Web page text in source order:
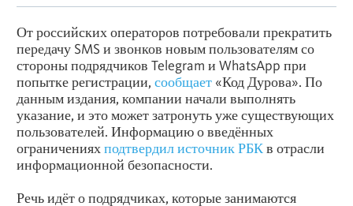
От российских операторов потребовали прекратить
передачу SMS и звонков новым пользователям со
стороны подрядчиков Telegram и WhatsApp при
попытке регистрации, сообщает «Код Дурова». По
данным издания, компании начали выполнять
указание, и это может затронуть уже существующих
пользователей. Информацию о введённых
ограниченияхподтвердил источник РБКв отрасли
информационной безопасности.
Речь идёт о подрядчиках, которые занимаются